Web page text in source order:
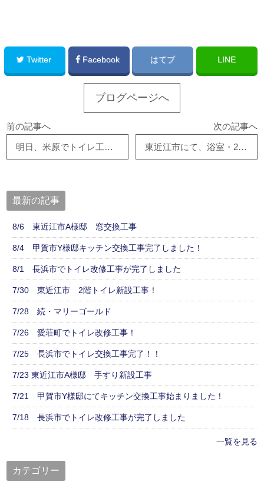
Twitter Facebook はてブ LINE
ブログページへ
前の記事へ
明日、米原でトイレ工事、着工させて頂きます。彦根市でキッチン、屋根工事、完工させて頂きました！
次の記事へ
東近江市にて、浴室・2階間取り造作工事、樋交換工事などなどご依頼いただきました！
最新の記事
8/6 東近江市A様邸 窓交換工事
8/4 甲賀市Y様邸キッチン交換工事完了しました！
8/1 長浜市でトイレ改修工事が完了しました
7/30 東近江市 2階トイレ新設工事！
7/28 続・マリーゴールド
7/26 愛荘町でトイレ改修工事！
7/25 長浜市でトイレ交換工事完了！！
7/23 東近江市A様邸 手すり新設工事
7/21 甲賀市Y様邸にてキッチン交換工事始まりました！
7/18 長浜市でトイレ改修工事が完了しました
一覧を見る
カテゴリー